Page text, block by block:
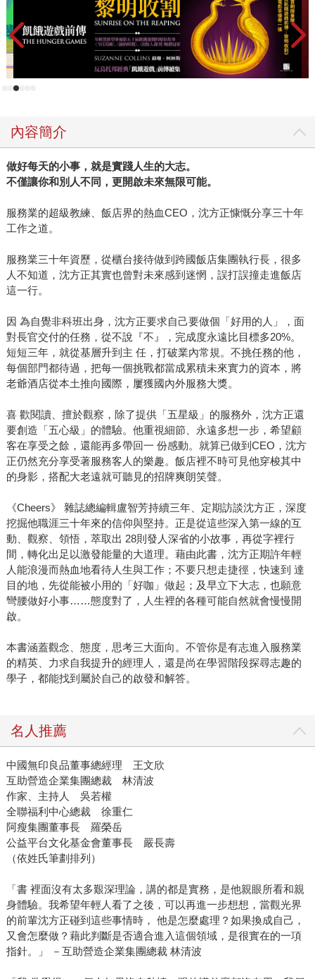
選擇？在經過長期的努力與探索，我認為保有正面思考能
力、熱切的學習心以及積極參與的態度，比「如何尋找最佳
問題」更重要！因為只要保持良好態度，無論從哪裡開始？
如何開始？最後一定會把你們帶到對的地方去，年輕人勇敢
開始探索精彩的人生，現在就出發吧！
內容簡介
做好每天的小事，就是實踐人生的大志。
不僅讓你和別人不同，更開啟未來無限可能。
服務業的超級教練、飯店界的熱血CEO，沈方正慷慨分享三十年
工作之道。
服務業三十年資歷，從櫃台接待做到跨國飯店集團執行長，很多
人不知道，沈方正其實也曾對未來感到迷惘，誤打誤撞走進飯店
這一行。
因 為自覺非科班出身，沈方正要求自己要做個「好用的人」，面
對長官交付的任務，從不說『不』，完成度永遠比目標多20%。
短短三年，就從基層升到主 任，打破業內常規。不挑任務的他，
每個部門都待過，把每一個挑戰都當成累積未來實力的資本，將
老爺酒店從本土推向國際，屢獲國內外服務大獎。
喜 歡閱讀、擅於觀察，除了提供「五星級」的服務外，沈方正還
要創造「五心級」的體驗。他重視細節、永遠多想一步，希望顧
客在享受之餘，還能再多帶回一 份感動。就算已做到CEO，沈方
正仍然充分享受著服務客人的樂趣。飯店裡不時可見他穿梭其中
的身影，搭配大老遠就可聽見的招牌爽朗笑聲。
《Cheers》 雜誌總編輯盧智芳持續三年、定期訪談沈方正，深度
挖掘他職涯三十年來的信仰與堅持。正是從這些深入第一線的互
動、觀察、領悟，萃取出 28則發人深省的小故事，再從字裡行
間，轉化出足以激發能量的大道理。藉由此書，沈方正期許年輕
人能浪漫而熱血地看待人生與工作；不要只想走捷徑，快速到 達
目的地，先從能被小用的「好咖」做起；及早立下大志，也願意
彎腰做好小事……態度對了，人生裡的各種可能自然就會慢慢開
啟。
本書涵蓋觀念、態度，思考三大面向。不管你是有志進入服務業
的精英、力求自我提升的經理人，還是尚在學習階段探尋志趣的
學子，都能找到屬於自己的啟發和解答。
名人推薦
中國無印良品董事總經理 王文欣
互助營造企業集團總裁 林清波
作家、主持人 吳若權
全聯福利中心總裁 徐重仁
阿瘦集團董事長 羅榮岳
公益平台文化基金會董事長 嚴長壽
（依姓氏筆劃排列）
「書 裡面沒有太多艱深理論，講的都是實務，是他親眼所看和親
身體驗。我希望年輕人看了之後，可以再進一步想想，當觀光界
的前輩沈方正碰到這些事情時， 他是怎麼處理？如果換成自己，
又會怎麼做？藉此判斷是否適合進入這個領域，是很實在的一項
指針。」 －互助營造企業集團總裁 林清波